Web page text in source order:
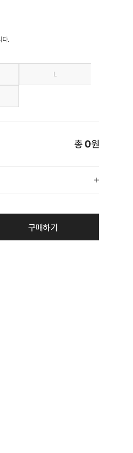
다.
L
총 0원
구매하기